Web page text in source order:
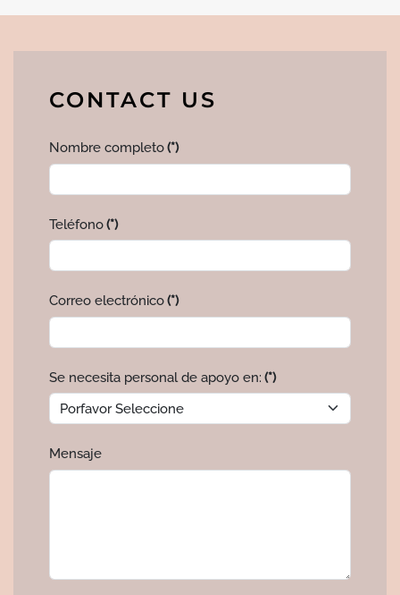
CONTACT US
Nombre completo(*)
Teléfono(*)
Correo electrónico(*)
Se necesita personal de apoyo en: (*)
Mensaje